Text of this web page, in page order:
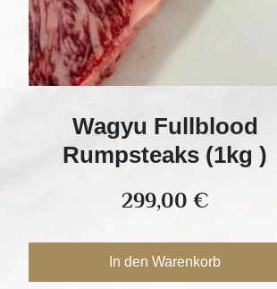
Wagyu Fullblood
Rumpsteaks (1kg )
299,00 €
In den Warenkorb